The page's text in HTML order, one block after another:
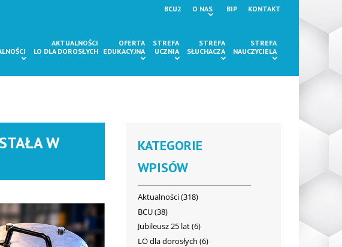
BCU2 O NAS BIP KONTAKT
AKTUALNOŚCI
LO DLA DOROSŁYCH
OFERTA
EDUKACYJNA
STREFA
UCZNIA
STREFA
SŁUCHACZA
STREFA
NAUCZYCIELA
W
KATEGORIE
WPISÓW
Aktualności(318)
BCU(38)
Jubileusz 25 lat(6)
LO dla dorosłych (6)